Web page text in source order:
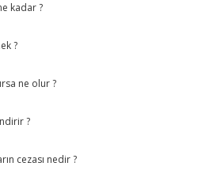
kadar ?
?
ne olur ?
?
cezası nedir ?